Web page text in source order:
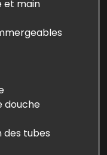
et main
douche
des tubes